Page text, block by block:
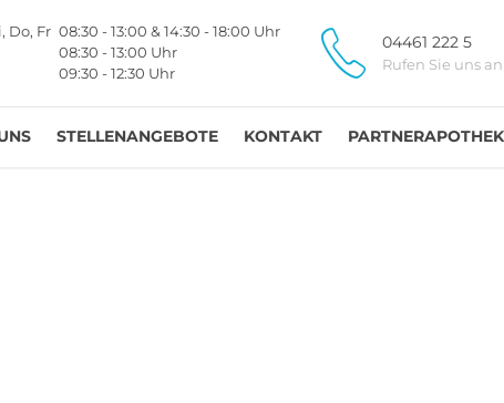
Do, Fr 08:30 - 13:00 & 14:30 - 18:00 Uhr
08:30 - 13:00 Uhr
09:30 - 12:30 Uhr
04461 222 5
Rufen Sie uns an!
STELLENANGEBOTE KONTAKT